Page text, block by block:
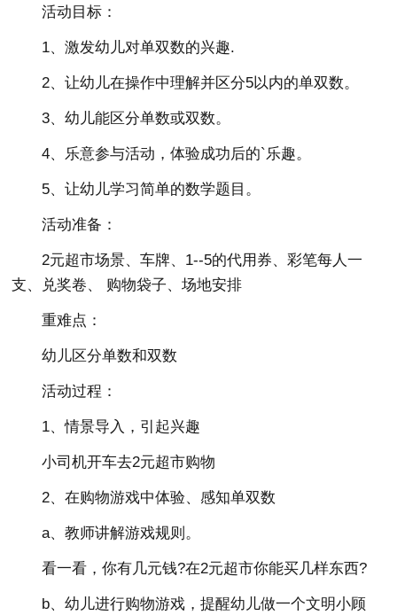
活动目标：
1、激发幼儿对单双数的兴趣.
2、让幼儿在操作中理解并区分5以内的单双数。
3、幼儿能区分单数或双数。
4、乐意参与活动，体验成功后的`乐趣。
5、让幼儿学习简单的数学题目。
活动准备：
2元超市场景、车牌、1--5的代用券、彩笔每人一
支、兑奖卷、 购物袋子、场地安排
重难点：
幼儿区分单数和双数
活动过程：
1、情景导入，引起兴趣
小司机开车去2元超市购物
2、在购物游戏中体验、感知单双数
a、教师讲解游戏规则。
看一看，你有几元钱?在2元超市你能买几样东西?
b、幼儿进行购物游戏，提醒幼儿做一个文明小顾